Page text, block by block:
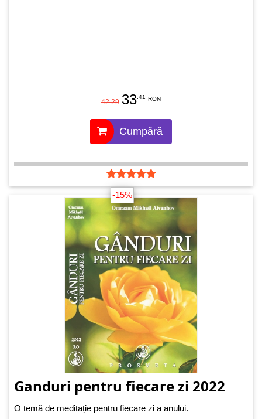
42.29 33 .41 RON
Cumpără
-15%
Ganduri pentru fiecare zi 2022
O temă de meditație pentru fiecare zi a anului.